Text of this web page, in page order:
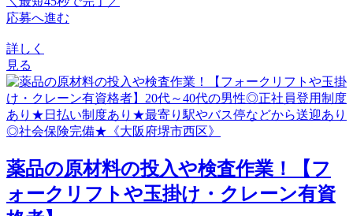
応募へ進む
詳しく
見る
薬品の原材料の投入や検査作業！【フ
ォークリフトや玉掛け・クレーン有資